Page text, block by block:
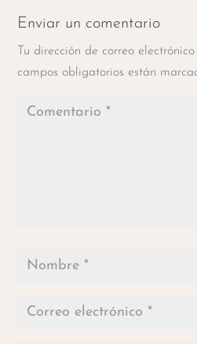
Enviar un comentario
Tu dirección de correo
campos obligatorios están